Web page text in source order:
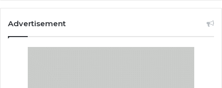
Advertisement